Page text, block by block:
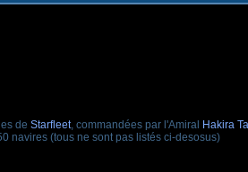
de Starfleet, commandées par l'Amiral Hakira
navires (tous ne sont pas listés ci-desosus)